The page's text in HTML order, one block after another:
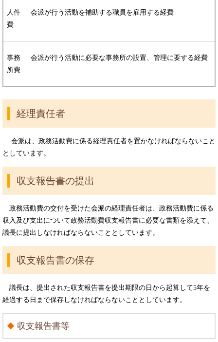
人件
費
会派が行う活動を補助する職員を雇用する経費
事務
所費
会派が行う活動に必要な事務所の設置、管理に要する経費
経理責任者
会派は、政務活動費に係る経理責任者を置かなければならないこと
としています。
収支報告書の提出
政務活動費の交付を受けた会派の経理責任者は、政務活動費に係る
収入及び支出について政務活動費収支報告書に必要な書類を添えて、
議長に提出しなければならないこととしています。
収支報告書の保存
議長は、提出された収支報告書を提出期限の日から起算して5年を
経過する日まで保存しなければならないこととしています。
収支報告書等